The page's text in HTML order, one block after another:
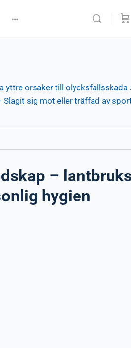
yttre orsaker till olycksfallsskada
Slagit sig mot eller träffad av
–
hygien